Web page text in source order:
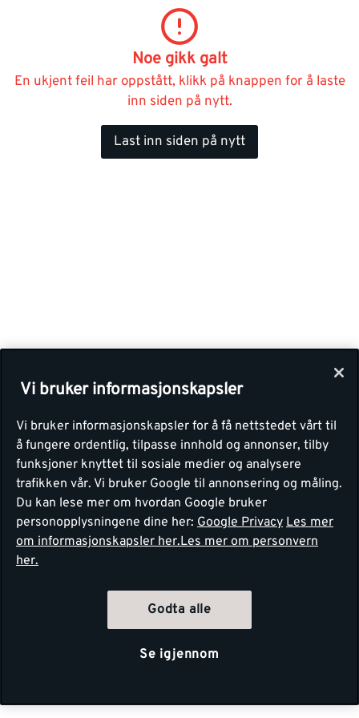
Noe gikk galt
En ukjent feil har oppstått, klikk på knappen for å laste
inn siden på nytt.
Last inn siden på nytt
Vi bruker informasjonskapsler
Vi bruker informasjonskapsler for å få nettstedet vårt til
å fungere ordentlig, tilpasse innhold og annonser, tilby
funksjoner knyttet til sosiale medier og analysere
trafikken vår. Vi bruker Google til annonsering og måling.
Du kan lese mer om hvordan Google bruker
personopplysningene dine her: Google Privacy Les mer
om informasjonskapsler her.Les mer om personvern
her.
Godta alle
Se igjennom